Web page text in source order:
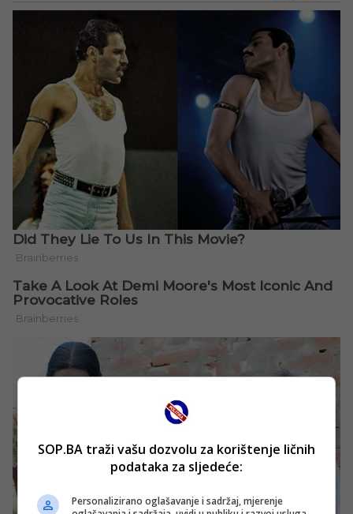
SOP.BA traži vašu dozvolu za korištenje ličnih
podataka za sljedeće:
Personalizirano oglašavanje i sadržaj, mjerenje